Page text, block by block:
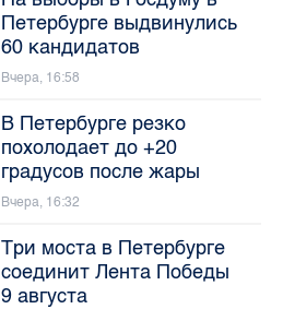
Петербурге выдвинулись
60 кандидатов
Вчера, 16:58
В Петербурге резко
похолодает до +20
градусов после жары
Вчера, 16:32
Три моста в Петербурге
соединит Лента Победы
9 августа